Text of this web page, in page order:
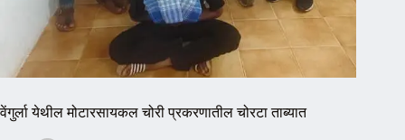
वेंगुर्ला येथील मोटारसायकल चोरी प्रकरणातील चोरटा ताब्यात